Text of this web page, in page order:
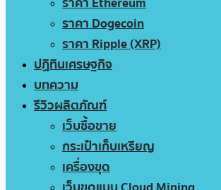
ราคา Dogecoin
ราคา Ripple (XRP)
ปฏิทินเศรษฐกิจ
บทความ
รีวิวผลิตภัณฑ์
เว็บซื้อขาย
กระเป๋าเก็บเหรียญ
เครื่องขุด